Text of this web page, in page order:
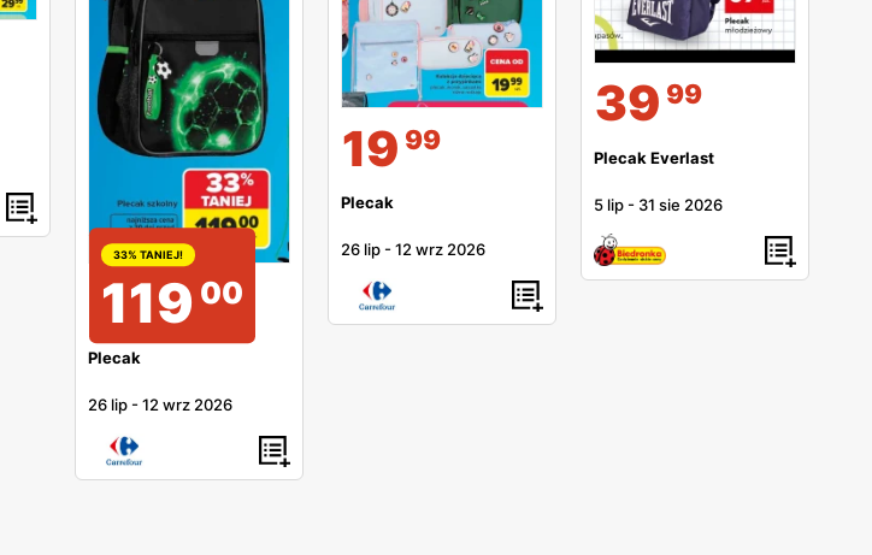
33% TANIEJ!
119 00
Plecak
26 lip -12 wrz 2026
19 99
Plecak
26 lip -12 wrz 2026
39 99
Plecak Everlast
5 lip - 31 sie 2026